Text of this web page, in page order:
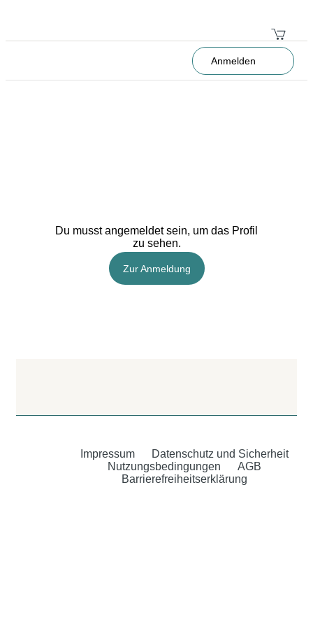
Anmelden
Du musst angemeldet sein, um das Profil
zu sehen.
Zur Anmeldung
Impressum
Datenschutz und Sicherheit
Nutzungsbedingungen
AGB
Barrierefreiheitserklärung